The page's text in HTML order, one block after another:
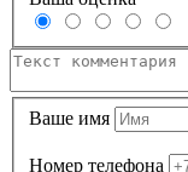
Ваше имя
Номер телефона